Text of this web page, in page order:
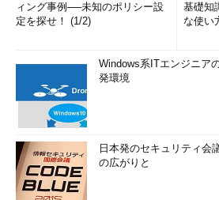
ィング事例──未知のポリシー設
定を探せ！ (1/2)
基礎知
な使い
Windows系ITエンジニア
発環境
日本発のセキュリティ会
の広がりと